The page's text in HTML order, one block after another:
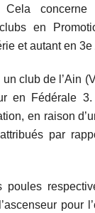
Cela concerne
en
et autant en 3e
club de l’Ain
en Fédérale
en raison
par
poules
pour